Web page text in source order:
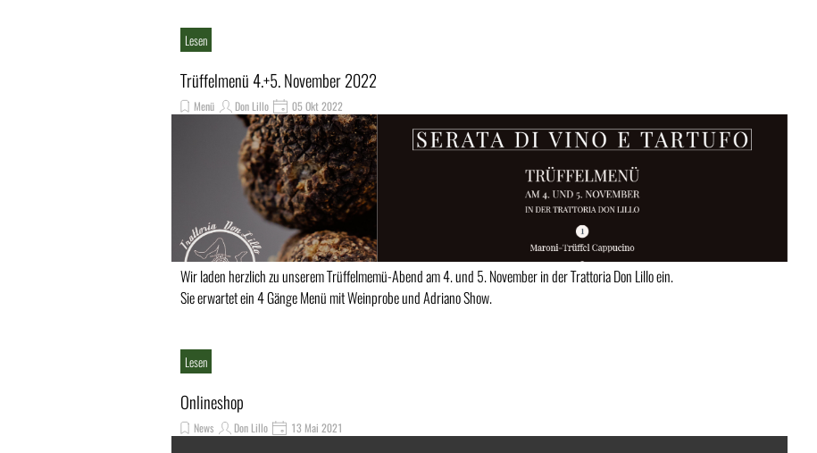
Lesen
Trüffelmenü 4.+5. November 2022
Menü Don Lillo 05 Okt 2022
Wir laden herzlich zu unserem Trüffelmemü-Abend am 4. und 5. November in der Trattoria Don Lillo ein.
Sie erwartet ein 4 Gänge Menü mit Weinprobe und Adriano Show.
Lesen
Onlineshop
News Don Lillo 13 Mai 2021